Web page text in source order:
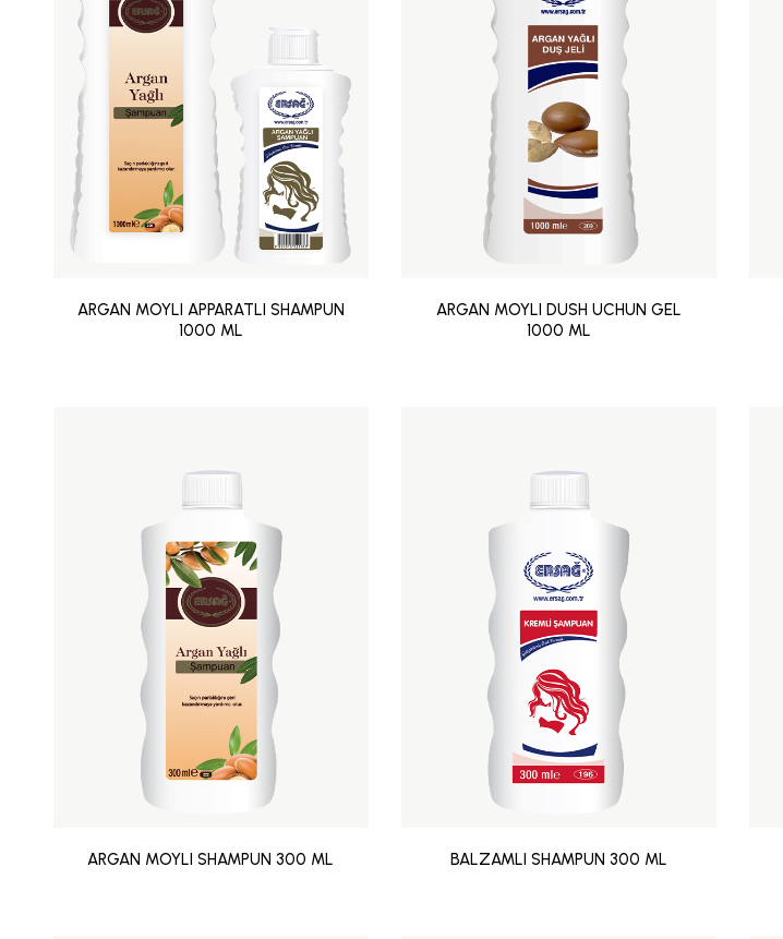
ARGAN MOYLI APPARATLI SHAMPUN
1000 ML
ARGAN MOYLI DUSH UCHUN GEL
1000 ML
ARGAN MOYLI SHAMPUN 300 ML BALZAMLI SHAMPUN 300 ML